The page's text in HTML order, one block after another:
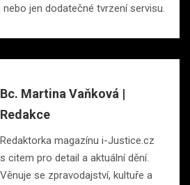
jen dodatečné tvrzení servisu.
Bc. Martina Vaňková |
Redakce
Redaktorka magazínu i-Justice.cz
s citem pro detail a aktuální dění.
Věnuje se zpravodajství, kultuře a